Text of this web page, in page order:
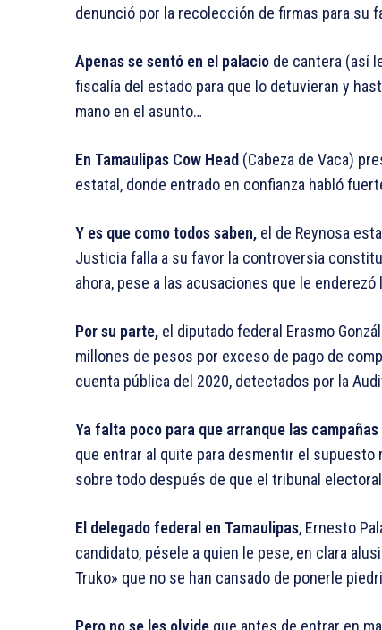
denunció por la recolección de firmas para su
Apenas se sentó en el palacio de cantera (así
fiscalía del estado para que lo detuvieran y
mano en el asunto…
En Tamaulipas Cow Head (Cabeza de Vaca)
estatal, donde entrado en confianza habló
Y es que como todos saben, el de Reynosa
Justicia falla a su favor la controversia
ahora, pese a las acusaciones que le enderezó
Por su parte, el diputado federal Erasmo
millones de pesos por exceso de pago de
cuenta pública del 2020, detectados por la
Ya falta poco para que arranque las campañas
que entrar al quite para desmentir el
sobre todo después de que el tribunal
El delegado federal en Tamaulipas, Ernesto
candidato, pésele a quien le pese, en clara
Truko» que no se han cansado de ponerle
Pero no se les olvide que antes de entrar en